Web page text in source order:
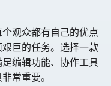
观众都有自己的优点
巨的任务。选择一款
编辑功能、协作工具
常重要。